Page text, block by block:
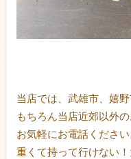
当店では、武雄市、嬉
もちろん当店近郊以外
お気軽にお電話ください
重くて持って行けない